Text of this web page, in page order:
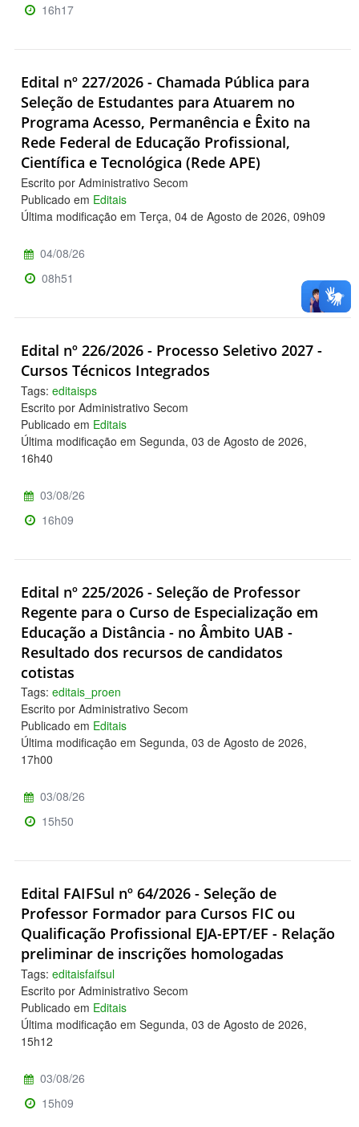
16h17
Edital nº 227/2026 - Chamada Pública para
Seleção de Estudantes para Atuarem no
Programa Acesso, Permanência e Êxito na
Rede Federal de Educação Profissional,
Científica e Tecnológica (Rede APE)
Escrito por Administrativo Secom
Publicado em Editais
Última modificação em Terça, 04 de Agosto de 2026, 09h09
04/08/26
08h51
Edital nº 226/2026 - Processo Seletivo 2027 -
Cursos Técnicos Integrados
Tags: editaisps
Escrito por Administrativo Secom
Publicado em Editais
Última modificação em Segunda, 03 de Agosto de 2026,
16h40
03/08/26
16h09
Edital nº 225/2026 - Seleção de Professor
Regente para o Curso de Especialização em
Educação a Distância - no Âmbito UAB -
Resultado dos recursos de candidatos
cotistas
Tags: editais_proen
Escrito por Administrativo Secom
Publicado em Editais
Última modificação em Segunda, 03 de Agosto de 2026,
17h00
03/08/26
15h50
Edital FAIFSul nº 64/2026 - Seleção de
Professor Formador para Cursos FIC ou
Qualificação Profissional EJA-EPT/EF - Relação
preliminar de inscrições homologadas
Tags: editaisfaifsul
Escrito por Administrativo Secom
Publicado em Editais
Última modificação em Segunda, 03 de Agosto de 2026,
15h12
03/08/26
15h09